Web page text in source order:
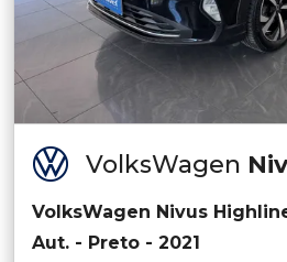
VolksWagen
VolksWagen Nivus
Aut. - Preto - 2021